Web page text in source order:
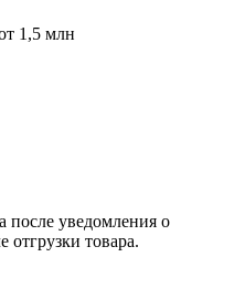
1,5 млн
после уведомления о
отгрузки товара.